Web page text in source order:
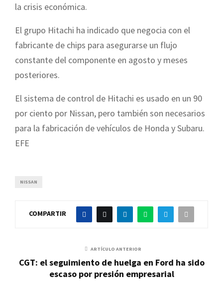
la crisis económica.
El grupo Hitachi ha indicado que negocia con el
fabricante de chips para asegurarse un flujo
constante del componente en agosto y meses
posteriores.
El sistema de control de Hitachi es usado en un 90
por ciento por Nissan, pero también son necesarios
para la fabricación de vehículos de Honda y Subaru.
EFE
NISSAN
COMPARTIR
ARTÍCULO ANTERIOR
CGT: el seguimiento de huelga en Ford ha sido
escaso por presión empresarial